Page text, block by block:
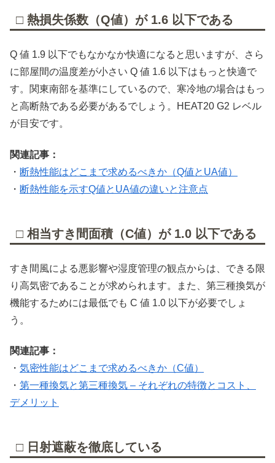
□ 熱損失係数（Q値）が 1.6 以下である
Q 値 1.9 以下でもなかなか快適になると思いますが、さら
に部屋間の温度差が小さい Q 値 1.6 以下はもっと快適で
す。関東南部を基準にしているので、寒冷地の場合はもっ
と高断熱である必要があるでしょう。HEAT20 G2 レベル
が目安です。
関連記事：
・ 断熱性能はどこまで求めるべきか（Q値とUA値）
・ 断熱性能を示すQ値とUA値の違いと注意点
□ 相当すき間面積（C値）が 1.0 以下である
すき間風による悪影響や湿度管理の観点からは、できる限
り高気密であることが求められます。また、第三種換気が
機能するためには最低でも C 値 1.0 以下が必要でしょ
う。
関連記事：
・ 気密性能はどこまで求めるべきか（C値）
・ 第一種換気と第三種換気 – それぞれの特徴とコスト、
デメリット
□ 日射遮蔽を徹底している